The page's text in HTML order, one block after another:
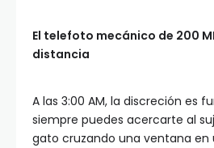
El telefoto mecánico de 200
distancia
A las 3:00 AM, la discreción es
siempre puedes acercarte al
gato cruzando una ventana en